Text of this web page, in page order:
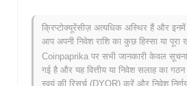
जिससे यह डिजिटल संपत्तियों और विकेंद्रीकृत
परिदृश्य में एक महत्वपूर्ण खिलाड़ी बनता है।
लुक्सो की शुरुआत कब और कैसे हुई?
लुक्सो की शुरुआत मार्च 2020 में हुई जब इसके
क्रिप्टोक्यूरेंसीज़ अत्यधिक अस्थिर हैं और इनमें
आप अपनी निवेश राशि का कुछ हिस्सा या
Coinpaprika पर सभी जानकारी केवल
गई है और यह वित्तीय या निवेश सलाह का
स्वयं की रिसर्च (DYOR) करें और निवेश